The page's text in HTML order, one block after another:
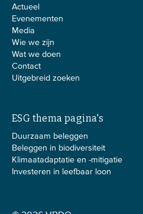
Actueel
Evenementen
Media
Wie we zijn
Wat we doen
Contact
Uitgebreid zoeken
ESG thema pagina's
Duurzaam beleggen
Beleggen in biodiversiteit
Klimaatadaptatie en -mitigatie
Investeren in leefbaar loon